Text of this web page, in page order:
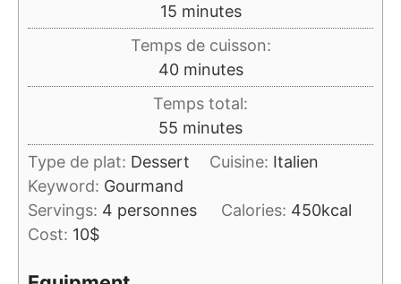
15minutes
minutes
Temps de cuisson:
40minutes
minutes
Temps total:
55 minutes
minutes
Type de plat: Dessert Cuisine: Italien
Keyword: Gourmand
Servings: 4 personnes Calories: 450kcal
Cost: 10$